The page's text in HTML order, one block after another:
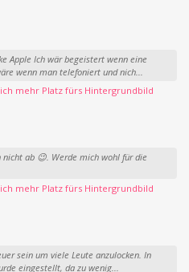
Apple Ich wär begeistert wenn eine
wenn man telefoniert und nich...
mehr Platz fürs Hintergrundbild
ab 😉. Werde mich wohl für die
mehr Platz fürs Hintergrundbild
sein um viele Leute anzulocken. In
eingestellt, da zu wenig...